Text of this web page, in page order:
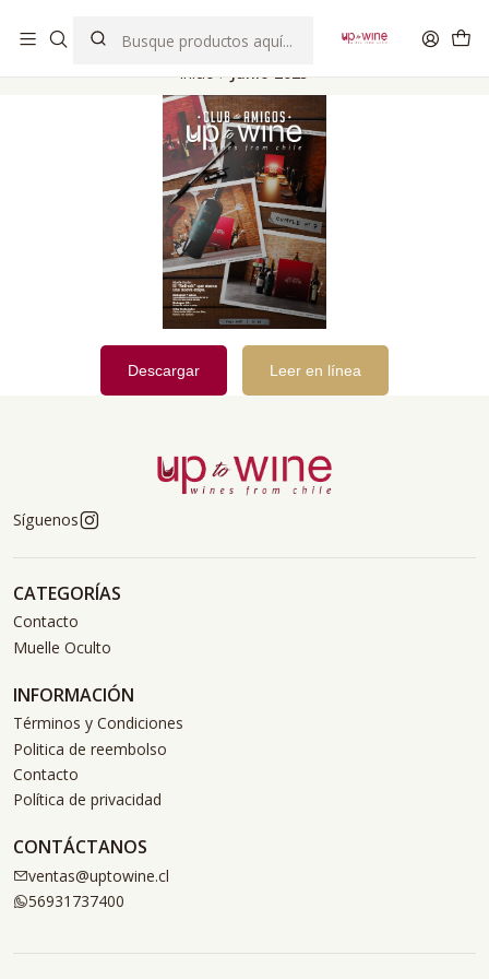
Inicio Junio 2025
Descargar Leer en línea
Síguenos
CATEGORÍAS
Contacto
Muelle Oculto
INFORMACIÓN
Términos y Condiciones
Politica de reembolso
Contacto
Política de privacidad
CONTÁCTANOS
ventas@uptowine.cl
56931737400